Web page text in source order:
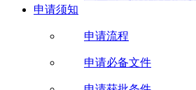
申请须知
申请流程
申请必备文件